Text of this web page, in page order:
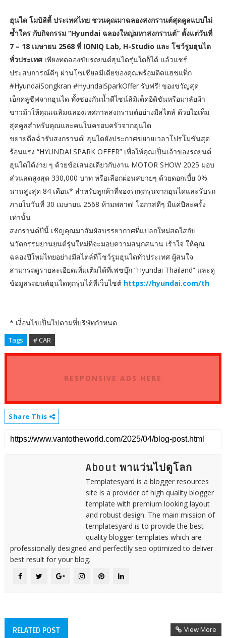
ฮุนได โมบิลิตี้ ประเทศไทย ชวนคุณมาฉลองสงกรานต์สุดคูลแบบไม่
ซ้ำใคร กับกิจกรรม “Hyundai ฉลองใหญ่มหาสงกรานต์” ตั้งแต่วันที่
7 – 18 เมษายน 2568 ที่ IONIQ Lab, H-Studio และ โชว์รูมฮุนได
ทั่วประเทศเพียงทดลองขับรถยนต์ฮุนไดรุ่นใดก็ได้ แล้วแชร์
ประสบการณ์ดีๆ ผ่านโซเชียลมีเดียของคุณพร้อมติดแฮชแท็ก
#HyundaiSongkran #HyundaiSparkOffer รับฟรี! ของขวัญสุด
เอ็กคลูซีฟจากฮุนได ทั้งซองกันน้ำดีไซน์ลิมิเต็ดอิดิชันหรือมาลัยผ้า
ขาวม้าให้คุณเฉลิมฉลองเทศกาลสงกรานต์อย่างมีสไตล์ ด้วยไอเท็ม
สุดคูลสำหรับคุณและคนในครอบครัวจากฮุนได
ขยายดีลฉ่ำรับสงกรานต์! ฮุนไดยังประกาศขยายเวลาโปรโมชันสุด
ร้อนแรง “HYUNDAI SPARK OFFER” เพื่อให้คุณเป็นเจ้าของรถยนต์
ฮุนไดได้ง่าย ๆ ด้วยข้อเสนอเดียวกับงาน MOTOR SHOW 2025 มอบ
ส่วนลดสูงสุด 330,000 บาท หรือเลือกผ่อนสบายๆ ด้วยดอกเบี้ย 0%
นานสูงสุด 84 เดือน* สำหรับลูกค้าที่จองรถทุกรุ่นจากฮุนไดและรับรถ
ภายในวันที่ 30 เมษายน 2568 ห้ามพลาด! โอกาสดีๆ มีแค่ปีละครั้ง
เท่านั้น
สงกรานต์ปีนี้ เชิญคุณมาสัมผัสบรรยากาศที่แปลกใหม่สดใสกับ
นวัตกรรมยานยนต์รุ่นใหม่ที่จะมอบความสนุกสนาน เร้าใจ ให้คุณ
ฉลองปีใหม่ไทยอย่างมีสไตล์ที่โชว์รูมฮุนไดทั่วประเทศ ผู้สนใจ
สามารถดูรายละเอียดเพิ่มเติมได้ที่เฟซบุ๊ก “Hyundai Thailand” และดู
ข้อมูลรถยนต์ฮุนไดทุกรุ่นได้ที่เว็บไซต์ https://hyundai.com/th
* เงื่อนไขเป็นไปตามที่บริษัทกำหนด
Tags # CAR
RESPONSIVE ADS HERE
Share This
About พาแว่นไปดูโลก
Templatesyard is a blogger resources
site is a provider of high quality blogger
template with premium looking layout
and robust design. The main mission of
templatesyard is to provide the best
quality blogger templates which are
professionally designed and perfectlly seo optimized to deliver
best result for your blog.
RELATED POST View More